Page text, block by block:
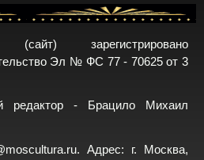
зарегистрировано
Эл № ФС 77 - 70625 от 3
редактор - Брацило Михаил
. Адрес: г. Москва,